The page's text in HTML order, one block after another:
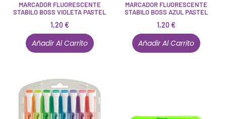
MARCADOR FLUORESCENTE
STABILO BOSS VIOLETA PASTEL
1,20€
Añadir Al Carrito
MARCADOR FLUORESCENTE
STABILO BOSS AZUL PASTEL
1,20€
Añadir Al Carrito